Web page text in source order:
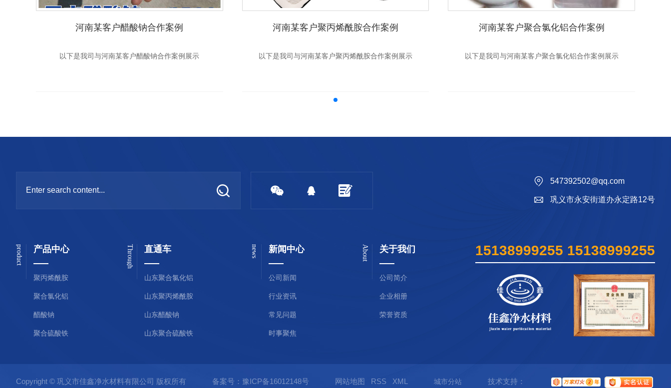
河南某客户醋酸钠合作案例
以下是我司与河南某客户醋酸钠合作案例展示
河南某客户聚丙烯酰胺合作案例
以下是我司与河南某客户聚丙烯酰胺合作案例展示
河南某客户聚合氯化铝合作案例
以下是我司与河南某客户聚合氯化铝合作案例展示
547392502@qq.com
巩义市永安街道办永定路12号
产品中心
product
聚丙烯酰胺
聚合氯化铝
醋酸钠
聚合硫酸铁
直通车
Through
山东聚合氯化铝
山东聚丙烯酰胺
山东醋酸钠
山东聚合硫酸铁
新闻中心
news
公司新闻
行业资讯
常见问题
时事聚焦
关于我们
About
公司简介
企业相册
荣誉资质
15138999255 15138999255
Copyright © 巩义市佳鑫净水材料有限公司 版权所有 备案号： 豫ICP备16012148号 网站地图 RSS XML 城市分站
城 技术支持：